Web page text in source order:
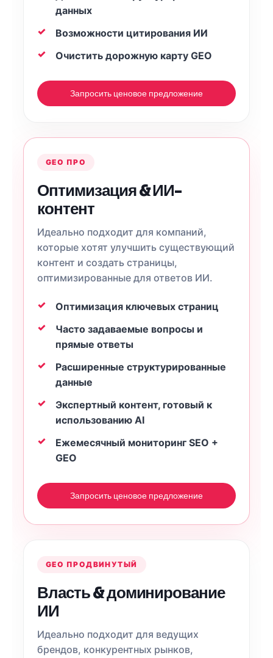
данных
Возможности цитирования ИИ
Очистить дорожную карту GEO
Запросить ценовое предложение
GEO ПРО
Оптимизация & ИИ-
контент
Идеально подходит для компаний,
которые хотят улучшить существующий
контент и создать страницы,
оптимизированные для ответов ИИ.
Оптимизация ключевых страниц
Часто задаваемые вопросы и
прямые ответы
Расширенные структурированные
данные
Экспертный контент, готовый к
использованию AI
Ежемесячный мониторинг SEO +
GEO
Запросить ценовое предложение
GEO ПРОДВИНУТЫЙ
Власть & доминирование
ИИ
Идеально подходит для ведущих
брендов, конкурентных рынков,